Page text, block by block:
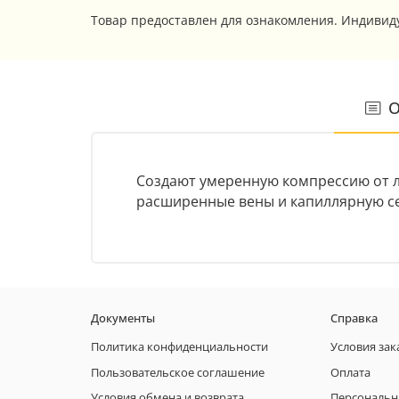
Товар предоставлен для ознакомления.
Создают умеренную компрессию от
расширенные вены и капиллярную
Документы
Политика конфиденциальности
Пользовательское соглашение
Справка
Условия
Оплата